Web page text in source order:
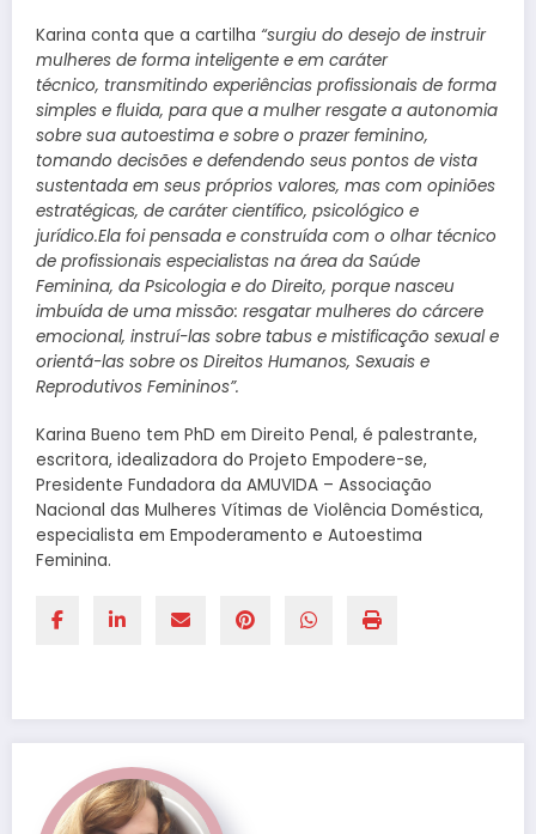
Karina conta que a cartilha “surgiu do desejo de instruir
mulheres de forma inteligente e em caráter
técnico, transmitindo experiências profissionais de forma
simples e fluida, para que a mulher resgate a autonomia
sobre sua autoestima e sobre o prazer feminino,
tomando decisões e defendendo seus pontos de vista
sustentada em seus próprios valores, mas com opiniões
estratégicas, de caráter científico, psicológico e
jurídico.Ela foi pensada e construída com o olhar técnico
de profissionais especialistas na área da Saúde
Feminina, da Psicologia e do Direito, porque nasceu
imbuída de uma missão: resgatar mulheres do cárcere
emocional, instruí-las sobre tabus e mistificação sexual e
orientá-las sobre os Direitos Humanos, Sexuais e
Reprodutivos Femininos”.
Karina Bueno tem PhD em Direito Penal, é palestrante,
escritora, idealizadora do Projeto Empodere-se,
Presidente Fundadora da AMUVIDA – Associação
Nacional das Mulheres Vítimas de Violência Doméstica,
especialista em Empoderamento e Autoestima
Feminina.